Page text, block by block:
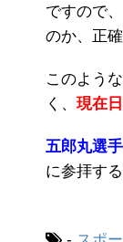
ですので
のか、正
このよう
く、 現在
五郎丸選
に参拝す